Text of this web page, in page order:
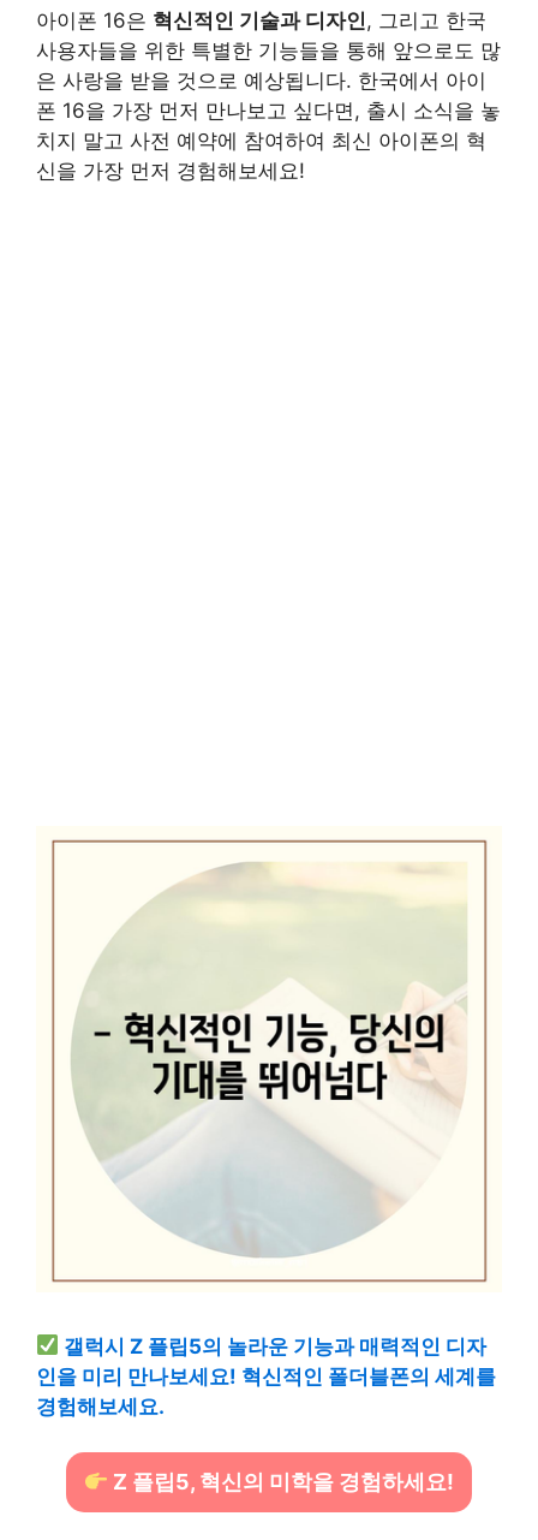
아이폰 16은 혁신적인 기술과 디자인, 그리고 한국
사용자들을 위한 특별한 기능들을 통해 앞으로도 많
은 사랑을 받을 것으로 예상됩니다. 한국에서 아이
폰 16을 가장 먼저 만나보고 싶다면, 출시 소식을 놓
치지 말고 사전 예약에 참여하여 최신 아이폰의 혁
신을 가장 먼저 경험해보세요!
갤럭시 Z 플립5의 놀라운 기능과 매력적인 디자
인을 미리 만나보세요! 혁신적인 폴더블폰의 세계를
경험해보세요.
Z 플립5, 혁신의 미학을 경험하세요!